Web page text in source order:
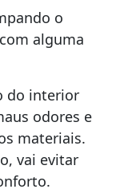
o
alguma
do interior
odores e
materiais.
vai evitar